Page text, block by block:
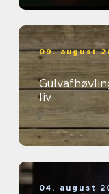
09. august
liv
04. august